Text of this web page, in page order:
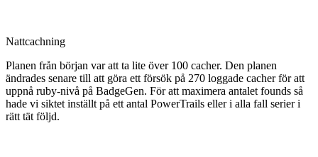
Nattcachning
Planen från början var att ta lite över 100 cacher. Den planen
ändrades senare till att göra ett försök på 270 loggade cacher för att
uppnå ruby-nivå på BadgeGen. För att maximera antalet founds så
hade vi siktet inställt på ett antal PowerTrails eller i alla fall serier i
rätt tät följd.